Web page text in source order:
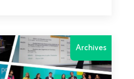
Archives